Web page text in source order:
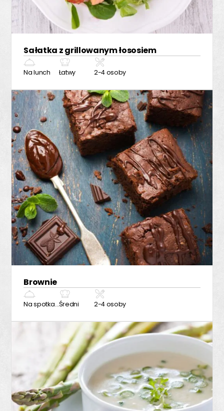
Sałatka z grillowanym łososiem
Na lunch Łatwy 2-4 osoby
Brownie
Na spotkanie z przyjaciółmiŚredni 2-4 osoby